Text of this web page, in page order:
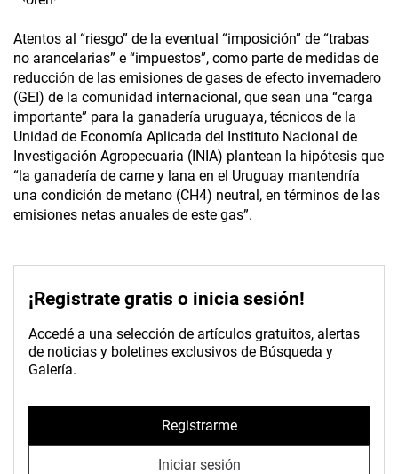
Atentos al “riesgo” de la eventual “imposición” de “trabas
no arancelarias” e “impuestos”, como parte de medidas de
reducción de las emisiones de gases de efecto invernadero
(GEI) de la comunidad internacional, que sean una “carga
importante” para la ganadería uruguaya, técnicos de la
Unidad de Economía Aplicada del Instituto Nacional de
Investigación Agropecuaria (INIA) plantean la hipótesis que
“la ganadería de carne y lana en el Uruguay mantendría
una condición de metano (CH4) neutral, en términos de las
emisiones netas anuales de este gas”.
¡Registrate gratis o inicia sesión!
Accedé a una selección de artículos gratuitos, alertas
de noticias y boletines exclusivos de Búsqueda y
Galería.
Registrarme
Iniciar sesión